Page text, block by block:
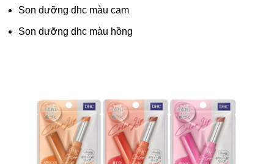
Son dưỡng dhc màu cam
Son dưỡng dhc màu hồng